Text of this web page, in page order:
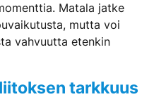
Matala jatke
mutta voi
vahvuutta etenkin
tarkkuus